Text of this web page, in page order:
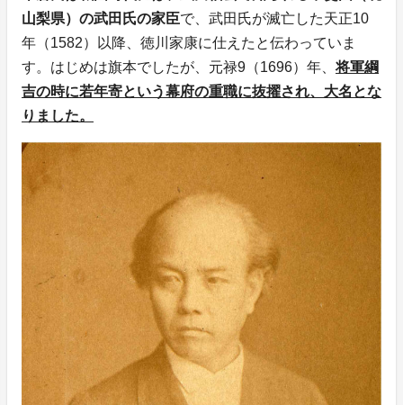
山梨県）の武田氏の家臣で、武田氏が滅亡した天正10
年（1582）以降、徳川家康に仕えたと伝わっていま
す。はじめは旗本でしたが、元禄9（1696）年、将軍綱
吉の時に若年寄という幕府の重職に抜擢され、大名とな
りました。